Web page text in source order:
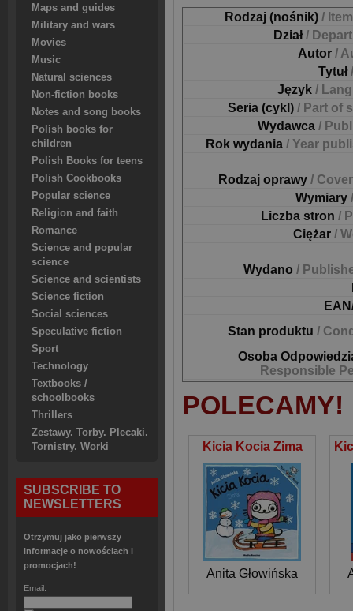
Maps and guides
Military and wars
Movies
Music
Natural sciences
Non-fiction books
Notes and song books
Polish books for
children
Polish Books for teens
Polish Cookbooks
Popular science
Religion and faith
Romance
Science and popular
science
Science and scientists
Science fiction
Social sciences
Speculative fiction
Sport
Technology
Textbooks /
schoolbooks
Thrillers
Zestawy. Torby. Plecaki.
Tornistry. Worki
SUBSCRIBE TO
NEWSLETTERS
Otrzymuj jako pierwszy
informacje o nowościach i
promocjach!
Email:
Rodzaj (nośnik) /
Dział/
Autor /
Tytuł
Język /
Seria (cykl) / Part of
Wydawca /
Rok wydania / Year
Rodzaj oprawy /
Wymiary
Liczba stron /
Ciężar /
Wydano /
Stan produktu /
Osoba
Responsible
POLECAMY!
Kicia Kocia Zima
Anita Głowińska